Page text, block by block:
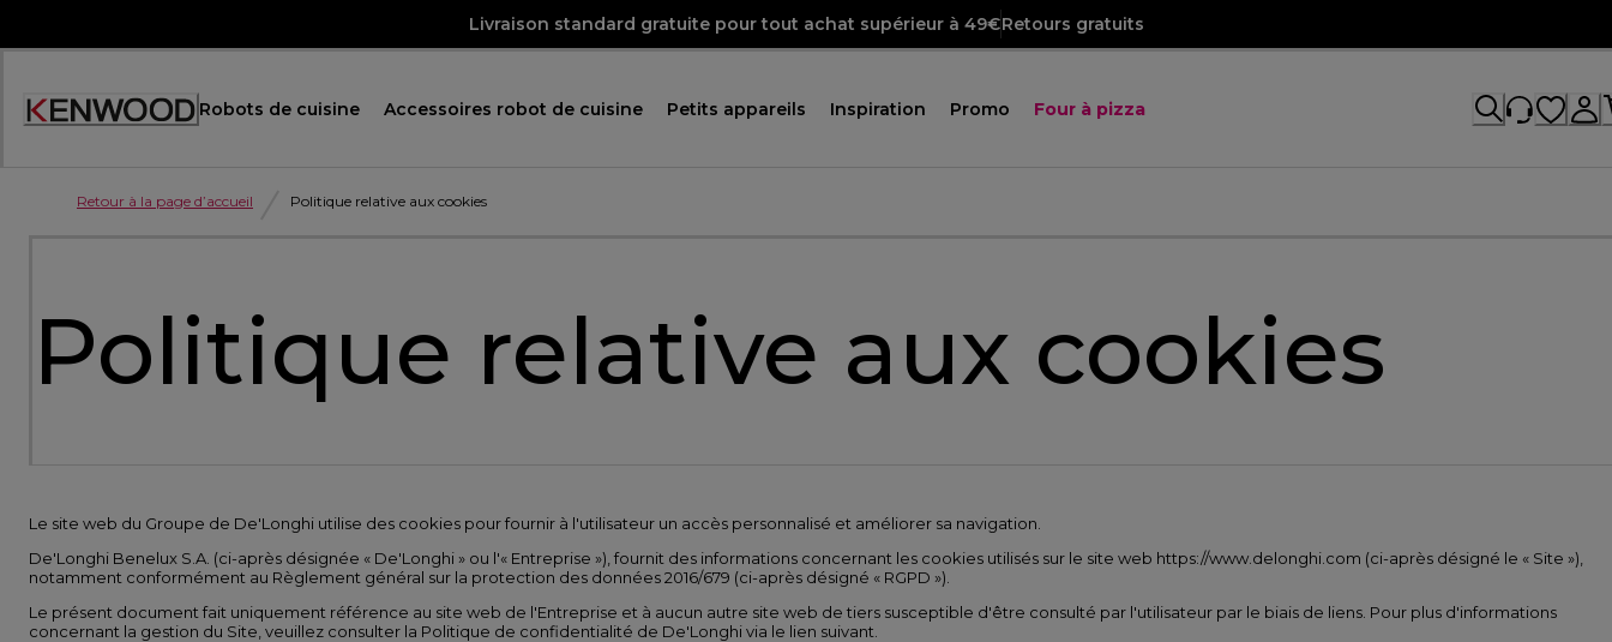
Livraison standard gratuite pour tout achat supérieur à 49€Retours gratuits
Accessibility
Robots de cuisine Accessoires robot de cuisine Petits appareils Inspiration Promo Four à pizza
Retour à la page d’accueil Politique relative aux cookies
Politique relative aux cookies
Le site web du Groupe de De'Longhi utilise des cookies pour fournir à l'utilisateur un accès personnalisé et améliorer sa navigation.
De'Longhi Benelux S.A. (ci-après désignée « De'Longhi » ou l'« Entreprise »), fournit des informations concernant les cookies utilisés sur le site web https://www.delonghi.com (ci-après désigné le « Site »),
notamment conformément au Règlement général sur la protection des données 2016/679 (ci-après désigné « RGPD »).
Le présent document fait uniquement référence au site web de l'Entreprise et à aucun autre site web de tiers susceptible d'être consulté par l'utilisateur par le biais de liens. Pour plus d'informations
concernant la gestion du Site, veuillez consulter la Politique de confidentialité de De'Longhi via le lien suivant.